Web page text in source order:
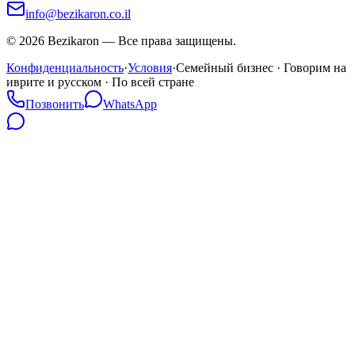
info@bezikaron.co.il
© 2026 Bezikaron — Все права защищены.
Конфиденциальность·Условия·Семейный бизнес · Говорим на
иврите и русском · По всей стране
Позвонить
WhatsApp